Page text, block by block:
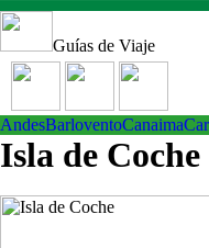
Guías de Viaje
AndesBarloventoCanaima
Isla de Coche